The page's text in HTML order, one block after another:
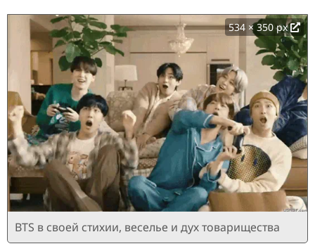
534 × 350 px
BTS в своей стихии, веселье и дух товарищества